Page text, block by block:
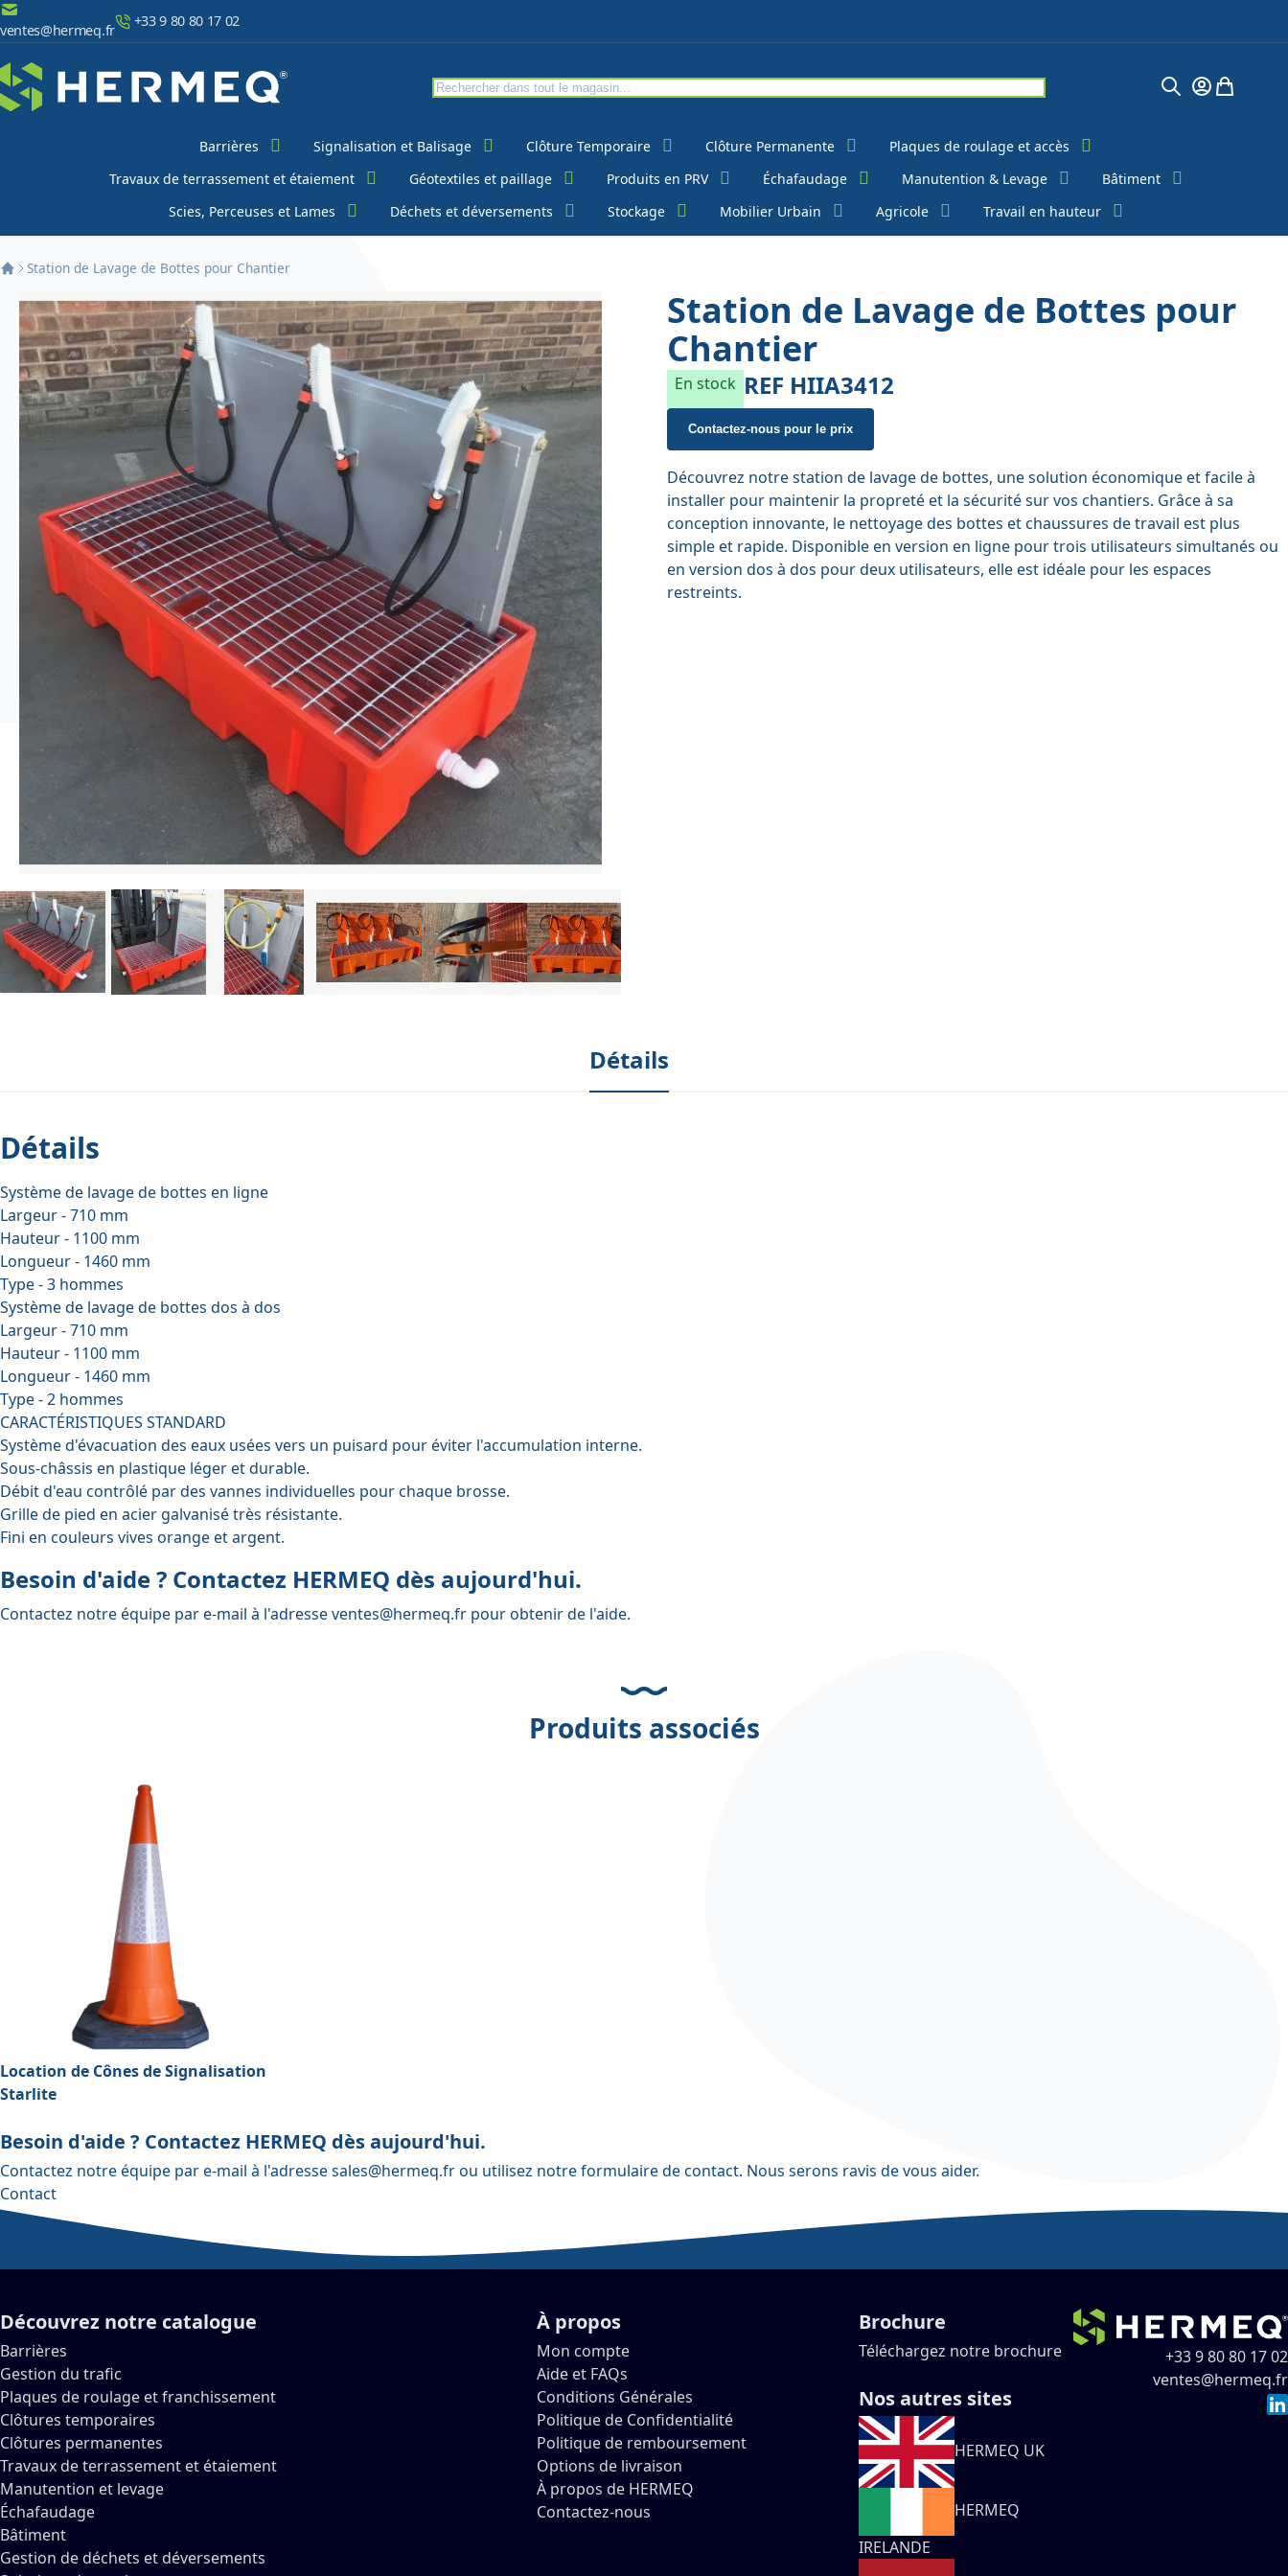
Aller au contenu
ventes@hermeq.fr
+33 9 80 80 17 02
Chercher
Mon Compte
Mon
Barrières Signalisation et Balisage Clôture Temporaire Clôture Permanente
Plaques de roulage et accès
Travaux de terrassement et étaiement
Géotextiles et paillage Produits en PRV Échafaudage Manutention & Levage
Bâtiment
Scies, Perceuses et Lames
Déchets et déversements Stockage Mobilier Urbain Agricole Travail en hauteur
Station de Lavage de Bottes pour Chantier
Station de Lavage de Bottes pour
Chantier
En stock REF HIIA3412
Contactez-nous pour le prix
Découvrez notre station de lavage de bottes, une solution économique et facile à
installer pour maintenir la propreté et la sécurité sur vos chantiers. Grâce à sa
conception innovante, le nettoyage des bottes et chaussures de travail est plus
simple et rapide. Disponible en version en ligne pour trois utilisateurs simultanés ou
en version dos à dos pour deux utilisateurs, elle est idéale pour les espaces
restreints.
Détails
Détails
Système de lavage de bottes en ligne
Largeur - 710 mm
Hauteur - 1100 mm
Longueur - 1460 mm
Type - 3 hommes
Système de lavage de bottes dos à dos
Largeur - 710 mm
Hauteur - 1100 mm
Longueur - 1460 mm
Type - 2 hommes
CARACTÉRISTIQUES STANDARD
Système d'évacuation des eaux usées vers un puisard pour éviter l'accumulation interne.
Sous-châssis en plastique léger et durable.
Débit d'eau contrôlé par des vannes individuelles pour chaque brosse.
Grille de pied en acier galvanisé très résistante.
Fini en couleurs vives orange et argent.
Besoin d'aide ? Contactez HERMEQ dès aujourd'hui.
Contactez notre équipe par e-mail à l'adresseventes@hermeq.fr pour obtenir de l'aide.
Produits associés
Location de Cônes de Signalisation
Starlite
Besoin d'aide ? Contactez HERMEQ dès aujourd'hui.
Contactez notre équipe par e-mail à l'adressesales@hermeq.frou utilisez notreformulaire de contact. Nous serons ravis de vous aider.
Contact
Découvrez notre catalogue
Barrières
Gestion du trafic
Plaques de roulage et franchissement
Clôtures temporaires
Clôtures permanentes
Travaux de terrassement et étaiement
Manutention et levage
Échafaudage
Bâtiment
Gestion de déchets et déversements
À propos
Mon compte
Aide et FAQs
Conditions Générales
Politique de Confidentialité
Politique de remboursement
Options de livraison
À propos de HERMEQ
Contactez-nous
Brochure
Téléchargez notre brochure
Nos autres sites
HERMEQ UK
HERMEQ
IRELANDE
+33 9 80 80 17 02
ventes@hermeq.fr